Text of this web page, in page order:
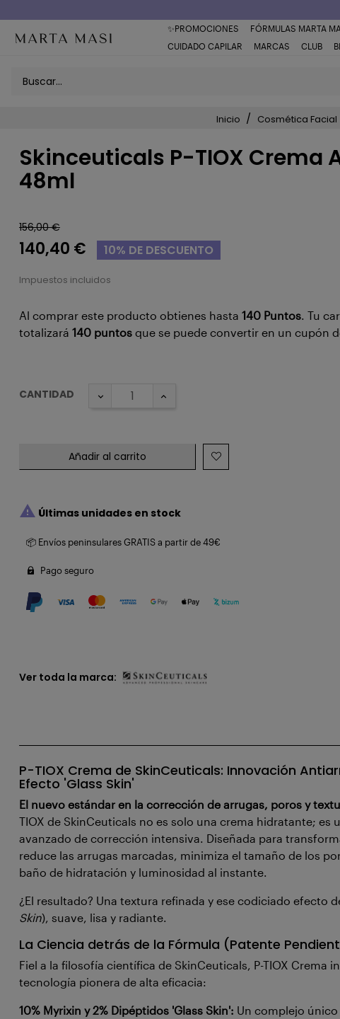
✨PROMOCIONES FÓRMULAS MARTA
CUIDADO CAPILAR
MARCAS CLUB
Inicio Cosmética Facial
Skinceuticals P-TIOX Crema
48ml
156,00 €
140,40 € 10% DE DESCUENTO
Impuestos incluidos
Al comprar este producto obtienes hasta 140 Puntos. Tu
totalizará 140 puntos que se puede convertir en un cupón
Ver toda la marca:
P-TIOX Crema de SkinCeuticals: Innovación
Efecto 'Glass Skin'
El nuevo estándar en la corrección de arrugas, poros y
TIOX de SkinCeuticals no es solo una crema hidratante; es
avanzado de corrección intensiva. Diseñada para
reduce las arrugas marcadas, minimiza el tamaño de los
baño de hidratación y luminosidad al instante.
¿El resultado? Una textura refinada y ese codiciado efecto
Skin), suave, lisa y radiante.
La Ciencia detrás de la Fórmula (Patente
Fiel a la filosofía científica de SkinCeuticals, P-TIOX Crema
tecnología pionera de alta eficacia:
10% Myrixin y 2% Dipéptidos 'Glass Skin': Un complejo
CANTIDAD
Añadir al carrito
 Últimas unidades en stock
📦 Envíos peninsulares GRATIS a partir de 49€
Pago seguro